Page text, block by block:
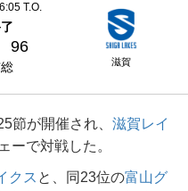
T.O.
96
滋賀
節が開催され、 滋賀レイ
ーで対戦した。
クス と、同23位の富山グ